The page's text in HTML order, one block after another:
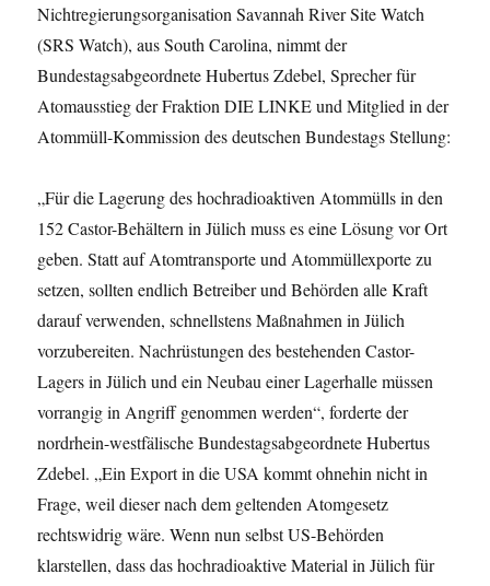
Nichtregierungsorganisation Savannah River Site Watch
(SRS Watch), aus South Carolina, nimmt der
Bundestagsabgeordnete Hubertus Zdebel, Sprecher für
Atomausstieg der Fraktion DIE LINKE und Mitglied in der
Atommüll-Kommission des deutschen Bundestags Stellung:
„Für die Lagerung des hochradioaktiven Atommülls in den
152 Castor-Behältern in Jülich muss es eine Lösung vor Ort
geben. Statt auf Atomtransporte und Atommüllexporte zu
setzen, sollten endlich Betreiber und Behörden alle Kraft
darauf verwenden, schnellstens Maßnahmen in Jülich
vorzubereiten. Nachrüstungen des bestehenden Castor-
Lagers in Jülich und ein Neubau einer Lagerhalle müssen
vorrangig in Angriff genommen werden“, forderte der
nordrhein-westfälische Bundestagsabgeordnete Hubertus
Zdebel. „Ein Export in die USA kommt ohnehin nicht in
Frage, weil dieser nach dem geltenden Atomgesetz
rechtswidrig wäre. Wenn nun selbst US-Behörden
klarstellen, dass das hochradioaktive Material in Jülich für